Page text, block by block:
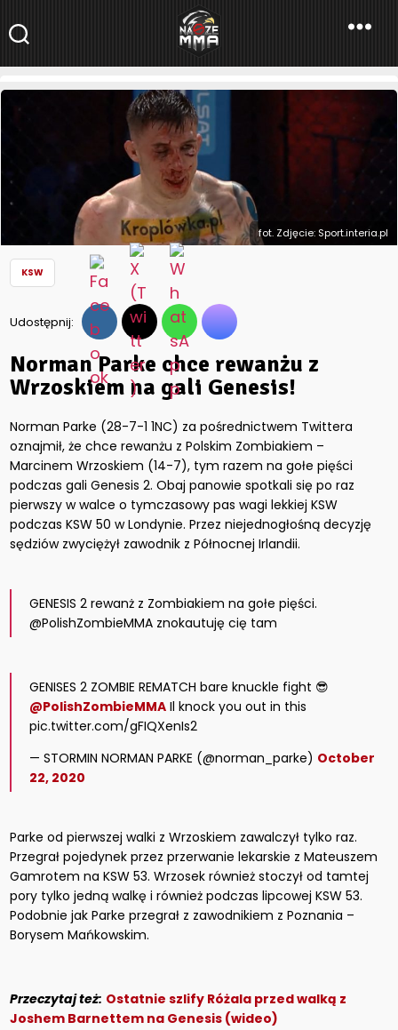
NaszeMMA
NaszeMMA.pl»Aktualności»Polskie MMA»KSW»Norman Parke
chce rewanżu z Wrzoskiem na gali Genesis!
fot. Zdjęcie: Sport.interia.pl
KSW
Udostępnij:
Norman Parke chce rewanżu z
Wrzoskiem na gali Genesis!
Norman Parke (28-7-1 1NC) za pośrednictwem Twittera
oznajmił, że chce rewanżu z Polskim Zombiakiem –
Marcinem Wrzoskiem (14-7), tym razem na gołe pięści
podczas gali Genesis 2. Obaj panowie spotkali się po raz
pierwszy w walce o tymczasowy pas wagi lekkiej KSW
podczas KSW 50 w Londynie. Przez niejednogłośną decyzję
sędziów zwyciężył zawodnik z Północnej Irlandii.
GENESIS 2 rewanż z Zombiakiem na gołe pięści.
@PolishZombieMMA znokautuję cię tam
GENISES 2 ZOMBIE REMATCH bare knuckle fight 😎
@PolishZombieMMA Il knock you out in this
pic.twitter.com/gFIQXenIs2
— STORMIN NORMAN PARKE (@norman_parke) October
22, 2020
Parke od pierwszej walki z Wrzoskiem zawalczył tylko raz.
Przegrał pojedynek przez przerwanie lekarskie z Mateuszem
Gamrotem na KSW 53. Wrzosek również stoczył od tamtej
pory tylko jedną walkę i również podczas lipcowej KSW 53.
Podobnie jak Parke przegrał z zawodnikiem z Poznania –
Borysem Mańkowskim.
Przeczytaj też: Ostatnie szlify Różala przed walką z
Joshem Barnettem na Genesis (wideo)